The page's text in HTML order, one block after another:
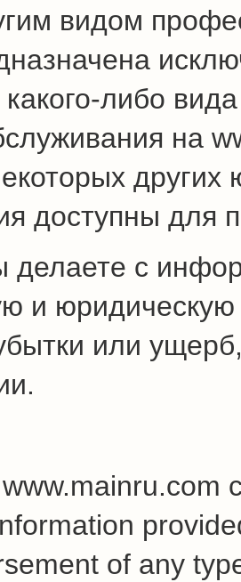
видом
либо
на
других
доступны для
делаете с
и юридическую
или
of any